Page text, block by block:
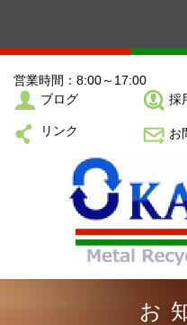
営業時間：8:00～17:00
ブログ
採
リンク お
お